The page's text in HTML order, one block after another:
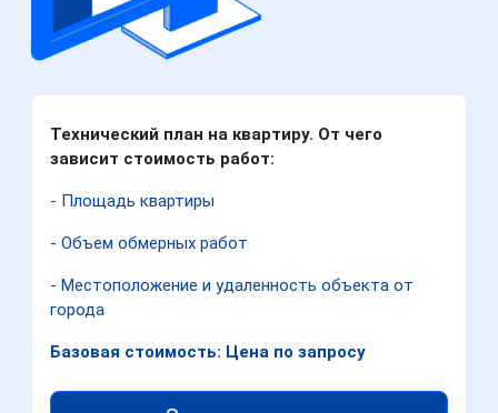
Технический план на квартиру. От чего
зависит стоимость работ:
- Площадь квартиры
- Объем обмерных работ
- Местоположение и удаленность объекта от
города
Базовая стоимость: Цена по запросу